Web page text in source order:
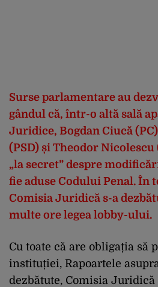
Surse parlamentare au
gândul că, într-o altă sală
Juridice, Bogdan Ciucă
(PSD) și Theodor
„la secret” despre
fie aduse Codului Penal. În
Comisia Juridică s-a
multe ore legea lobby-ului.
Cu toate că are obligația să
instituției, Rapoartele
dezbătute, Comisia